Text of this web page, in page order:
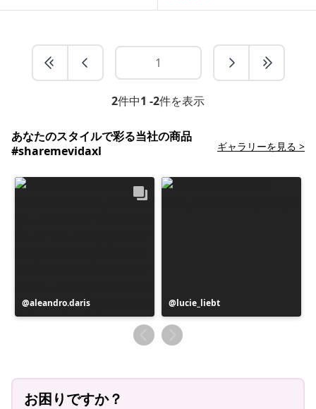
2件中1 -2件を表示
あなたのスタイルで彩る当社の商品
#sharemevidaxl
ギャラリーを見る >
投
稿
aleandro.daris
投
稿
者
lucie_liebt
お困りですか？